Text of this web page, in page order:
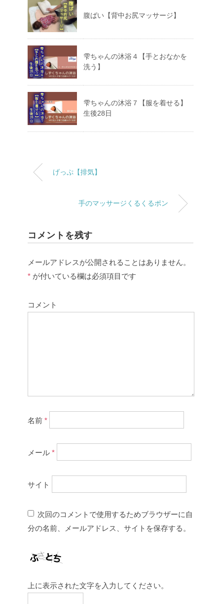
腹ばい【背中お尻マッサージ】
雫ちゃんの沐浴４【手とおなかを
洗う】
雫ちゃんの沐浴７【服を着せる】
生後28日
げっぷ【排気】
手のマッサージくるくるポン
コメントを残す
メールアドレスが公開されることはありません。
* が付いている欄は必須項目です
コメント
名前 *
メール *
サイト
次回のコメントで使用するためブラウザーに自
分の名前、メールアドレス、サイトを保存する。
上に表示された文字を入力してください。